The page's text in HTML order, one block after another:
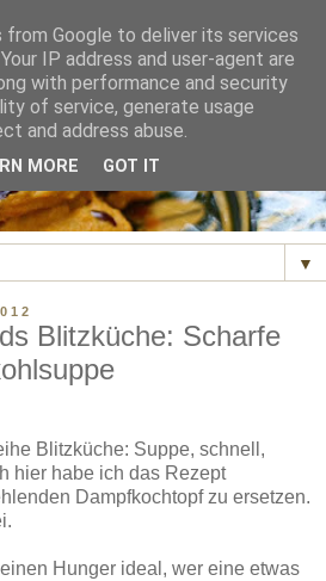
▼
Blitzküche: Scharfe
Blitzküche: Suppe, schnell,
hier habe ich das Rezept
Dampfkochtopf zu ersetzen.
Hunger ideal, wer eine etwas
from Google to deliver its services
IP address and user-agent are
with performance and security
of service, generate usage
and address abuse.
MORE GOT IT